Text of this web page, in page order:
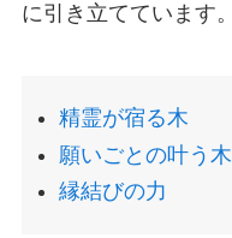
に引き立てています。
精霊が宿る木
願いごとの叶う木
縁結びの力